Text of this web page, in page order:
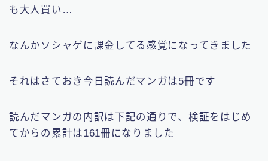
も大人買い…
なんかソシャゲに課金してる感覚になってきました
それはさておき今日読んだマンガは5冊です
読んだマンガの内訳は下記の通りで、検証をはじめ
てからの累計は161冊になりました